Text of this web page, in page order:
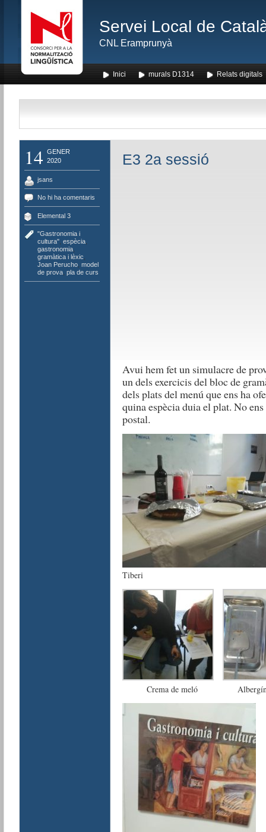
Servei Local de
CNL Eramprunyà
Inici murals D1314 Relats digitals
14 GENER
2020
jsans
No hi ha comentaris
Elemental 3
"Gastronomia i
cultura", espècia,
gastronomia,
gramàtica i lèxic
Joan Perucho, model
de prova, pla de curs
E3 2a sessió
Avui hem fet un simulacre de
un dels exercicis del bloc de
dels plats del menú que ens ha
quina espècia duia el plat. No
postal.
Tiberi
Crema de meló